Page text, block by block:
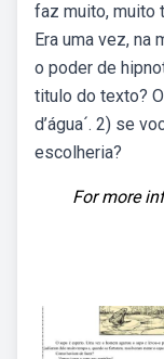
faz muito, muito
Era uma vez, na
o poder de
titulo do texto?
d’água´. 2) se
escolheria?
For more